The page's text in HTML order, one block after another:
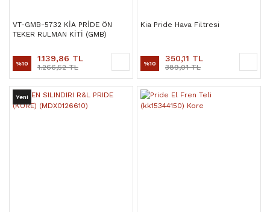
VT-GMB-5732 KİA PRİDE ÖN
TEKER RULMAN KİTİ (GMB)
%10 1.139,86 TL
1.266,52 TL
Kia Pride Hava Filtresi
%10 350,11 TL
389,01 TL
Yeni